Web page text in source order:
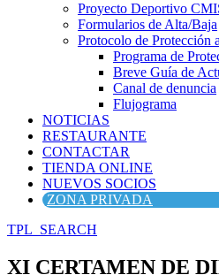
Proyecto Deportivo
Formularios de Alta/Baja
Protocolo de Protección
Programa de
Breve Guía de
Canal de denuncia
Flujograma
NOTICIAS
RESTAURANTE
CONTACTAR
TIENDA ONLINE
NUEVOS SOCIOS
ZONA PRIVADA
TPL_SEARCH
XI CERTAMEN DE